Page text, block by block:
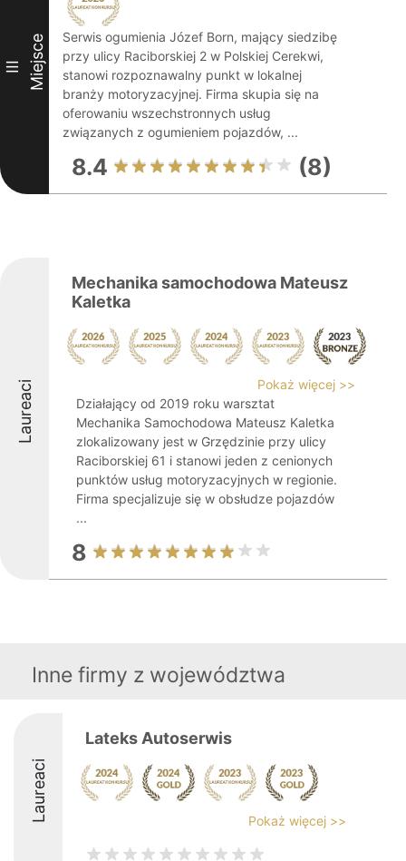
III Miejsce
Serwis ogumienia Józef Born, mający siedzibę
przy ulicy Raciborskiej 2 w Polskiej Cerekwi,
stanowi rozpoznawalny punkt w lokalnej
branży motoryzacyjnej. Firma skupia się na
oferowaniu wszechstronnych usług
związanych z ogumieniem pojazdów, ...
8.4 (8)
Laureaci
Mechanika samochodowa Mateusz
Kaletka
Pokaż więcej >>
Działający od 2019 roku warsztat
Mechanika Samochodowa Mateusz Kaletka
zlokalizowany jest w Grzędzinie przy ulicy
Raciborskiej 61 i stanowi jeden z cenionych
punktów usług motoryzacyjnych w regionie.
Firma specjalizuje się w obsłudze pojazdów
...
8
Inne firmy z województwa
Laureaci
Lateks Autoserwis
Pokaż więcej >>